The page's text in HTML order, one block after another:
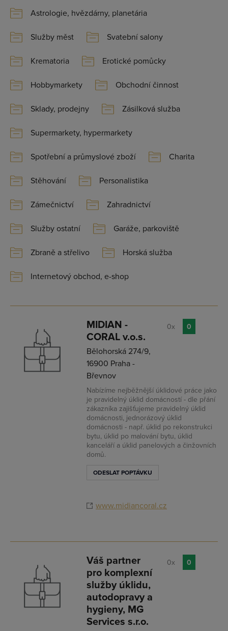
Astrologie, hvězdárny, planetária
Služby měst Svatební salony
Krematoria Erotické pomůcky
Hobbymarkety Obchodní činnost
Sklady, prodejny Zásilková služba
Supermarkety, hypermarkety
Spotřební a průmyslové zboží Charita
Stěhování Personalistika
Zámečnictví Zahradnictví
Služby ostatní Garáže, parkoviště
Zbraně a střelivo Horská služba
Internetový obchod, e-shop
MIDIAN -
CORAL v.o.s.
Bělohorská 274/9,
16900 Praha -
Břevnov
Nabízíme nejběžnější úklidové práce jako
je pravidelný úklid domácností - dle přání
zákazníka zajišťujeme pravidelný úklid
domácnosti, jednorázový úklid
domácnosti - např. úklid po rekonstrukci
bytu, úklid po malování bytu, úklid
kanceláří a úklid panelových a činžovních
domů.
ODESLAT POPTÁVKU
www.midiancoral.cz
0x 0
Váš partner
pro komplexní
služby úklidu,
autodopravy a
hygieny, MG
Services s.r.o.
0x 0